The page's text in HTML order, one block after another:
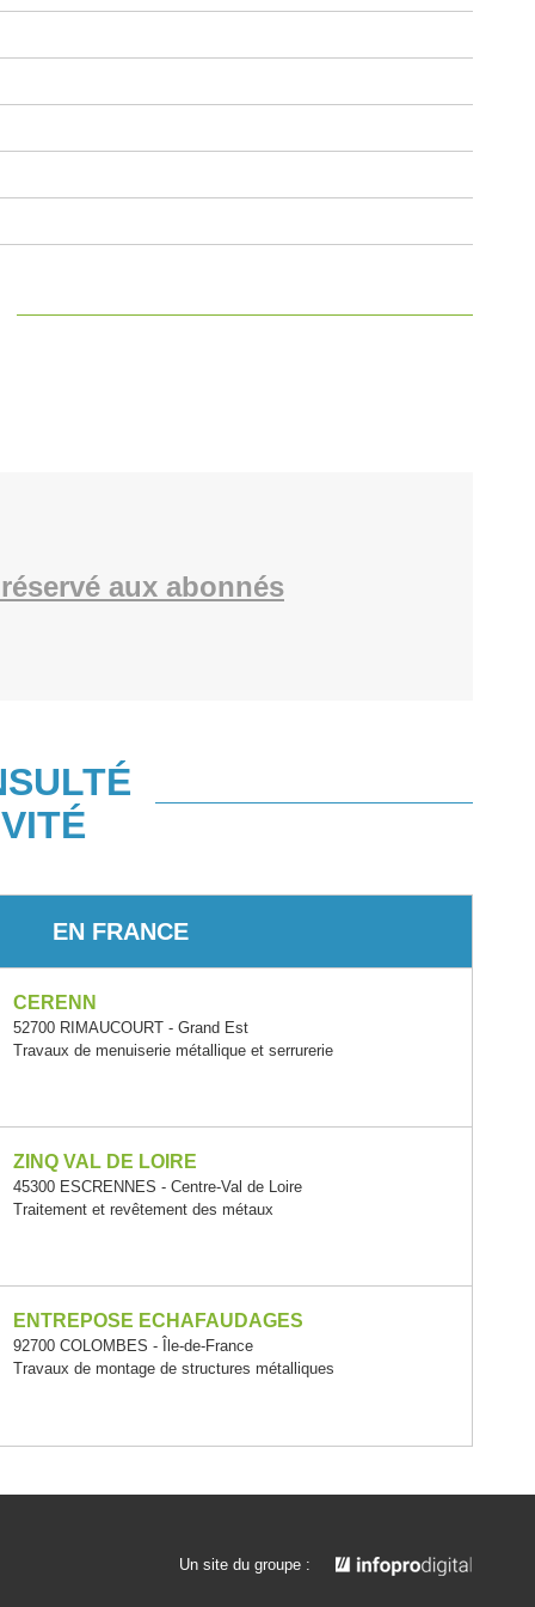
aux abonnés
EN FRANCE
CERENN
52700 RIMAUCOURT - Grand Est
Travaux de menuiserie métallique et serrurerie
ZINQ VAL DE LOIRE
45300 ESCRENNES - Centre-Val de Loire
Traitement et revêtement des métaux
ENTREPOSE ECHAFAUDAGES
92700 COLOMBES - Île-de-France
Travaux de montage de structures métalliques
Un site du groupe :